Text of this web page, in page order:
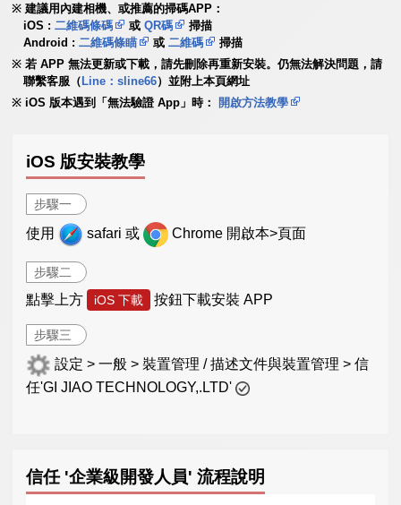
建議用內建相機、或推薦的掃碼APP：
iOS :二維碼條碼 或QR碼
掃描
Android :二維碼條瞄 或二維碼
掃描
若 APP 無法更新或下載，請先刪除再重新安裝。仍無法解決問題，請
聯繫客服（ Line：sline66）並附上本頁網址
iOS 版本遇到「無法驗證 App」時：
開啟方法教學
iOS 版安裝教學
步驟一
使用 safari 或 Chrome 開啟本>頁面
步驟二
點擊上方 iOS 下載 按鈕下載安裝 APP
步驟三
設定 > 一般 > 裝置管理 / 描述文件與裝置管理 > 信
任'GI JIAO TECHNOLOGY,.LTD'
信任 '企業級開發人員' 流程說明